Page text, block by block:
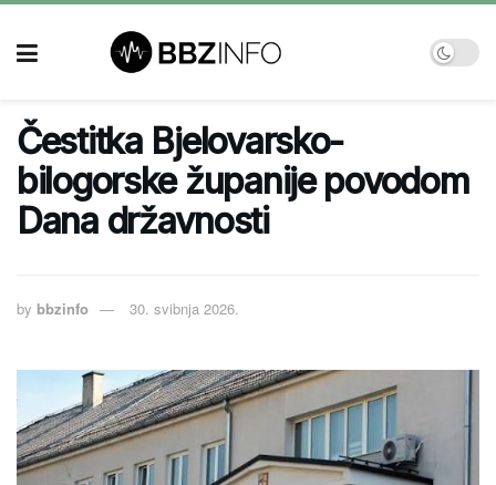
Čestitka Bjelovarsko-
bilogorske županije povodom
Dana državnosti
by bbzinfo 30. svibnja 2026.